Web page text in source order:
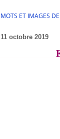
MOTS ET IMAGES DE
11 octobre 2019